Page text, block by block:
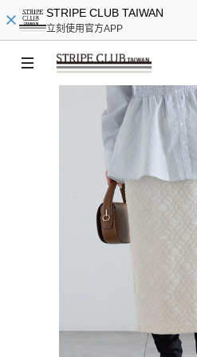
STRIPE CLUB TAIWAN
立刻使用官方APP